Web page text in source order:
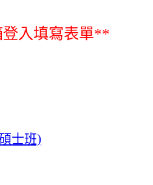
入填寫表單**
士班)